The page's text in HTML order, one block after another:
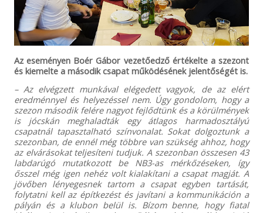
Az eseményen Boér Gábor vezetőedző értékelte a szezont
és kiemelte a második csapat működésének jelentőségét is.
– Az elvégzett munkával elégedett vagyok, de az elért
eredménnyel és helyezéssel nem. Úgy gondolom, hogy a
szezon második felére nagyot fejlődtünk és a körülmények
is jócskán meghaladták egy átlagos harmadosztályú
csapatnál tapasztalható színvonalat. Sokat dolgoztunk a
szezonban, de ennél még többre van szükség ahhoz, hogy
az elvárásokat teljesíteni tudjuk. A szezonban összesen 43
labdarúgó mutatkozott be NB3-as mérkőzéseken, így
ősszel még igen nehéz volt kialakítani a csapat magját. A
jövőben lényegesnek tartom a csapat egyben tartását,
folytatni kell az építkezést és javítani a kommunikáción a
pályán és a klubon belül is. Bízom benne, hogy fiatal